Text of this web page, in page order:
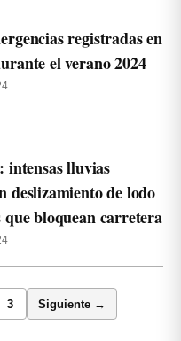
registradas en
el verano 2024
intensas lluvias
deslizamiento de lodo
que bloquean carretera
3 Siguiente →